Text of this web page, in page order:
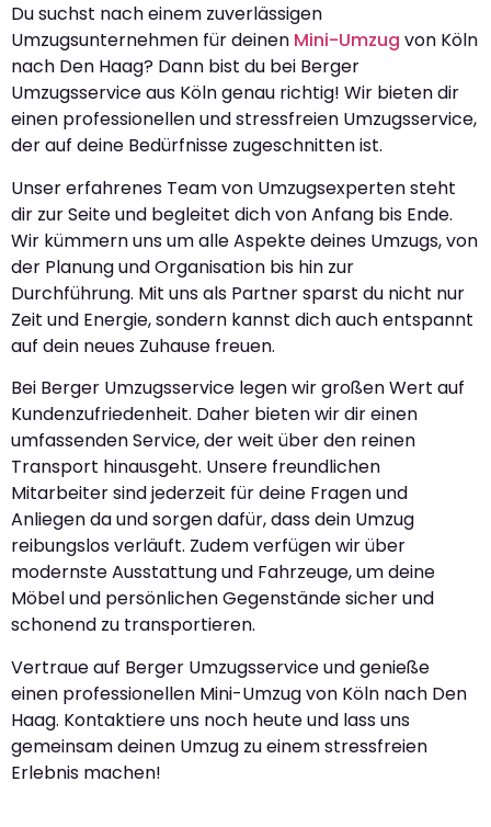
Du suchst nach einem zuverlässigen
Umzugsunternehmen für deinen Mini-Umzug von Köln
nach Den Haag? Dann bist du bei Berger
Umzugsservice aus Köln genau richtig! Wir bieten dir
einen professionellen und stressfreien Umzugsservice,
der auf deine Bedürfnisse zugeschnitten ist.
Unser erfahrenes Team von Umzugsexperten steht
dir zur Seite und begleitet dich von Anfang bis Ende.
Wir kümmern uns um alle Aspekte deines Umzugs, von
der Planung und Organisation bis hin zur
Durchführung. Mit uns als Partner sparst du nicht nur
Zeit und Energie, sondern kannst dich auch entspannt
auf dein neues Zuhause freuen.
Bei Berger Umzugsservice legen wir großen Wert auf
Kundenzufriedenheit. Daher bieten wir dir einen
umfassenden Service, der weit über den reinen
Transport hinausgeht. Unsere freundlichen
Mitarbeiter sind jederzeit für deine Fragen und
Anliegen da und sorgen dafür, dass dein Umzug
reibungslos verläuft. Zudem verfügen wir über
modernste Ausstattung und Fahrzeuge, um deine
Möbel und persönlichen Gegenstände sicher und
schonend zu transportieren.
Vertraue auf Berger Umzugsservice und genieße
einen professionellen Mini-Umzug von Köln nach Den
Haag. Kontaktiere uns noch heute und lass uns
gemeinsam deinen Umzug zu einem stressfreien
Erlebnis machen!